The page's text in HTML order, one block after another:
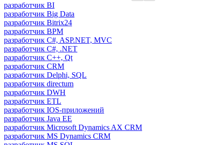
разработчик BI
разработчик Big Data
разработчик Bitrix24
разработчик BPM
разработчик C#, ASP.NET, MVC
разработчик C#, .NET
разработчик C++, Qt
разработчик CRM
разработчик Delphi, SQL
разработчик directum
разработчик DWH
разработчик ETL
разработчик IOS-приложений
разработчик Java ЕЕ
разработчик Microsoft Dynamics AX CRM
разработчик MS Dynamics CRM